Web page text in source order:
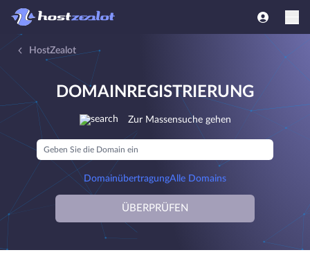
HostZealot
DOMAINREGISTRIERUNG
Zur Massensuche gehen
DomainübertragungAlle Domains
ÜBERPRÜFEN